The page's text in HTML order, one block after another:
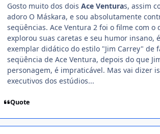
Gosto muito dos dois Ace Venturas, assim
adoro O Máskara, e sou absolutamente
seqüências. Ace Ventura 2 foi o filme com o
explorou suas caretas e seu humor insano,
exemplar didático do estilo "Jim Carrey" de
seqüência de Ace Ventura, depois do que
personagem, é impraticável. Mas vai dizer
executivos dos estúdios...
Quote